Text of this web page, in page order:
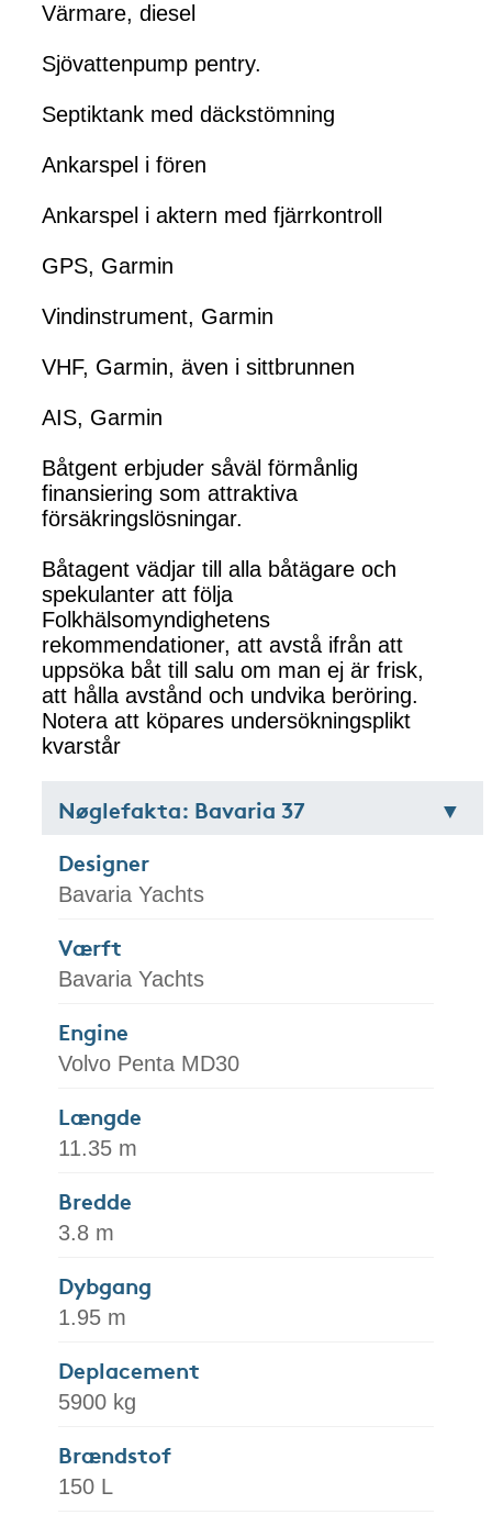
Värmare, diesel
Sjövattenpump pentry.
Septiktank med däckstömning
Ankarspel i fören
Ankarspel i aktern med fjärrkontroll
GPS, Garmin
Vindinstrument, Garmin
VHF, Garmin, även i sittbrunnen
AIS, Garmin
Båtgent erbjuder såväl förmånlig
finansiering som attraktiva
försäkringslösningar.
Båtagent vädjar till alla båtägare och
spekulanter att följa
Folkhälsomyndighetens
rekommendationer, att avstå ifrån att
uppsöka båt till salu om man ej är frisk,
att hålla avstånd och undvika beröring.
Notera att köpares undersökningsplikt
kvarstår
Nøglefakta: Bavaria 37
Designer
Bavaria Yachts
Værft
Bavaria Yachts
Engine
Volvo Penta MD30
Længde
11.35 m
Bredde
3.8 m
Dybgang
1.95 m
Deplacement
5900 kg
Brændstof
150 L